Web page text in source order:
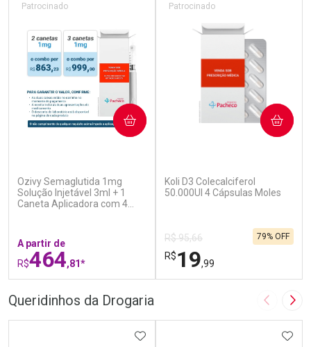
Ozivy Semaglutida 1mg
Solução Injetável 3ml + 1
Caneta Aplicadora com 4
Patrocinado
A partir de
R$464,81*
COMPRAR
Koli D3 Colecalciferol
50.000UI 4 Cápsulas Moles
Patrocinado
R$ 95,66
R$19,99
79% OFF
COMPRAR
Queridinhos da Drogaria Imagem
ADICIONAR AOS FAVORITOS